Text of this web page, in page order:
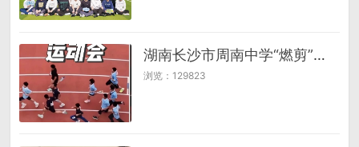
湖南长沙市周南中学“燃剪”视频播放超120万次
浏览：129823